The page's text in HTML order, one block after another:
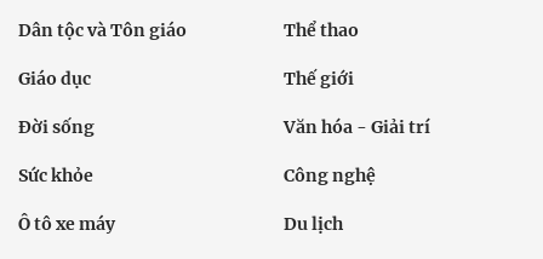
Dân tộc và Tôn giáo Thể thao
Giáo dục Thế giới
Đời sống Văn hóa - Giải trí
Sức khỏe Công nghệ
Ô tô xe máy Du lịch